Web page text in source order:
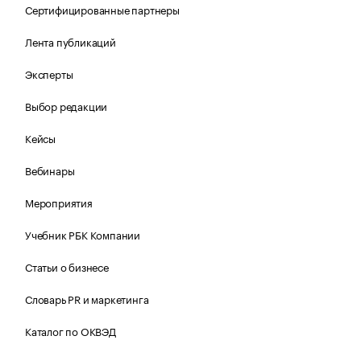
Сертифицированные партнеры
Лента публикаций
Эксперты
Выбор редакции
Кейсы
Вебинары
Мероприятия
Учебник РБК Компании
Статьи о бизнесе
Словарь PR и маркетинга
Каталог по ОКВЭД